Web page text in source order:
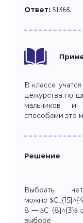
Ответ: $136$.
В классе
дежурства по
мальчиков и
способами это
Решение
Выбрать
можно
8 — $C_{8}^{3}$